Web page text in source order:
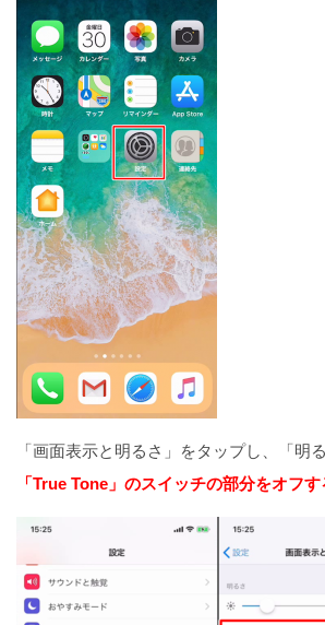
「画面表示と明るさ」をタップし、「明
「True Tone」のスイッチの部分をオフ